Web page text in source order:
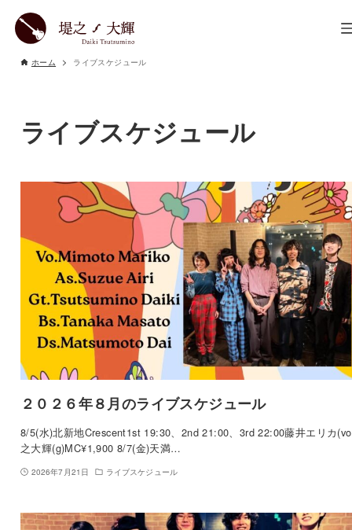
ホーム ライブスケジュール
ライブスケジュール
２０２６年８月のライブスケジュール
8/5(水)北新地Crescent1st 19:30、2nd 21:00、3rd 22:00藤井エリカ
之大輝(g)MC¥1,900 8/7(金)天満…
2026年7月21日 ライブスケジュール